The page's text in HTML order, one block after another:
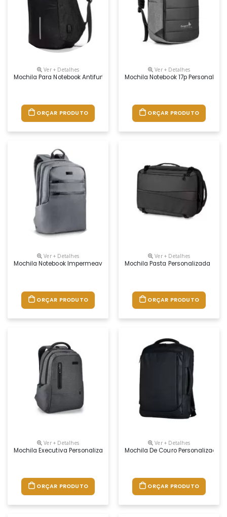
Ver + Detalhes
Mochila Para Notebook Antifurto Personalizada
ORÇAR PRODUTO
Ver + Detalhes
Mochila Notebook 17p
ORÇAR PRODUTO
Ver + Detalhes
Mochila Notebook Impermeavel Personalizada
ORÇAR PRODUTO
Ver + Detalhes
Mochila Pasta Personalizada
ORÇAR PRODUTO
Ver + Detalhes
Mochila Executiva Personalizada
ORÇAR PRODUTO
Ver + Detalhes
Mochila De Couro Personalizada
ORÇAR PRODUTO